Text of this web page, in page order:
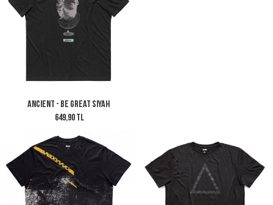
Ancient - Be Great Siyah
649,90 TL